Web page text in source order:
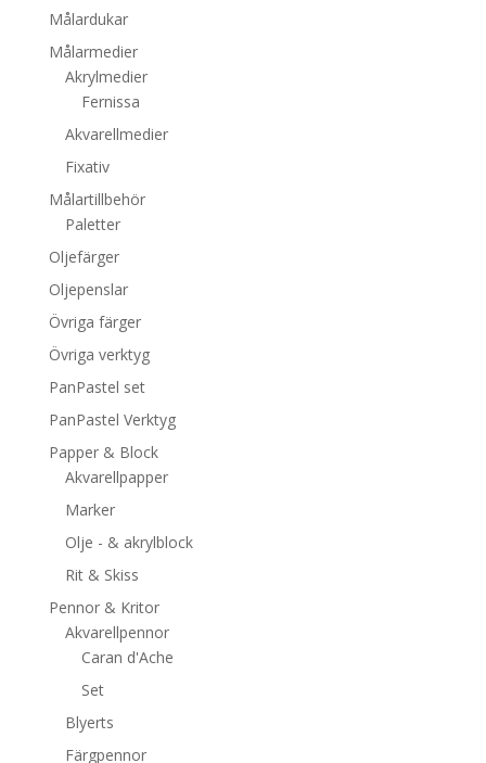
Målardukar
Målarmedier
Akrylmedier
Fernissa
Akvarellmedier
Fixativ
Målartillbehör
Paletter
Oljefärger
Oljepenslar
Övriga färger
Övriga verktyg
PanPastel set
PanPastel Verktyg
Papper & Block
Akvarellpapper
Marker
Olje - & akrylblock
Rit & Skiss
Pennor & Kritor
Akvarellpennor
Caran d'Ache
Set
Blyerts
Färgpennor